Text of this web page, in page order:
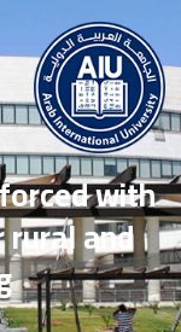
with
and